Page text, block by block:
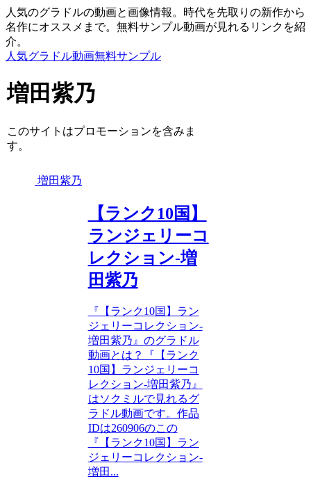
人気のグラドルの動画と画像情報。時代を先取りの新作から
名作にオススメまで。無料サンプル動画が見れるリンクを紹
介。
人気グラドル動画無料サンプル
増田紫乃
このサイトはプロモーションを含みま
す。
増田紫乃
【ランク10国】
ランジェリーコ
レクション-増
田紫乃
『【ランク10国】ラン
ジェリーコレクション-
増田紫乃』のグラドル
動画とは？『【ランク
10国】ランジェリーコ
レクション-増田紫乃』
はソクミルで見れるグ
ラドル動画です。作品
IDは260906のこの
『【ランク10国】ラン
ジェリーコレクション-
増田...